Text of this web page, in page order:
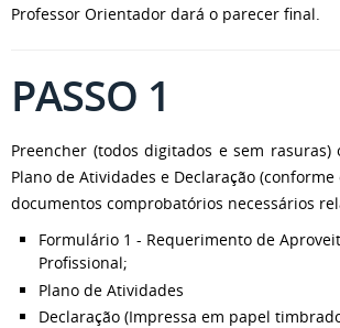
Professor Orientador dará o parecer final.
PASSO 1
Preencher (todos digitados e sem rasuras)
Plano de Atividades e Declaração (conforme
documentos comprobatórios necessários
Formulário 1 - Requerimento de
Profissional;
Plano de Atividades
Declaração (Impressa em papel